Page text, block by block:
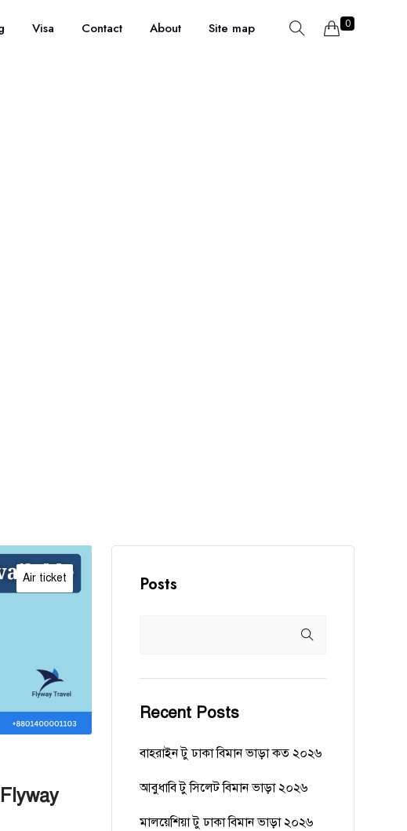
Visa Contact About Site map 0
Air ticket Posts
Recent Posts
বাহরাইন টু ঢাকা বিমান ভাড়া কত ২০২৬
আবুধাবি টু সিলেট বিমান ভাড়া ২০২৬
মালয়েশিয়া টু ঢাকা বিমান ভাড়া ২০২৬